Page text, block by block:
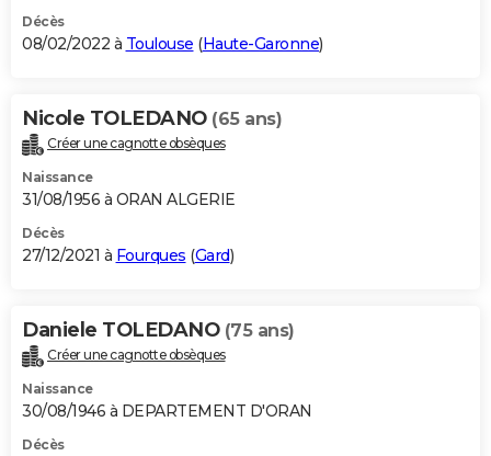
Décès
08/02/2022 à Toulouse (Haute-Garonne)
Nicole TOLEDANO (65 ans)
Créer une cagnotte obsèques
Naissance
31/08/1956 à ORAN ALGERIE
Décès
27/12/2021 à Fourques (Gard)
Daniele TOLEDANO (75 ans)
Créer une cagnotte obsèques
Naissance
30/08/1946 à DEPARTEMENT D'ORAN
Décès